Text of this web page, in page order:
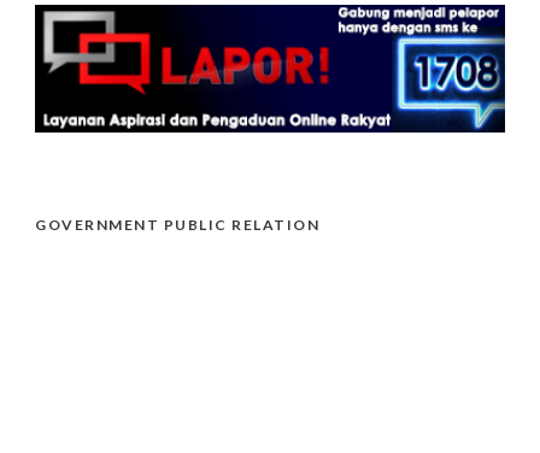
GOVERNMENT PUBLIC RELATION